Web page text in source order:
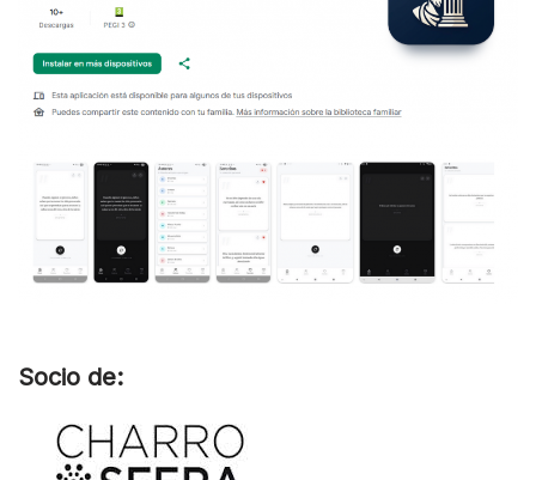
Socio de: